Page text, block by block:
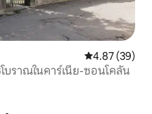
คะแนนเฉลี่ย
4.87 (39)
ราณในคาร์เนีย-ซอนโคลัน